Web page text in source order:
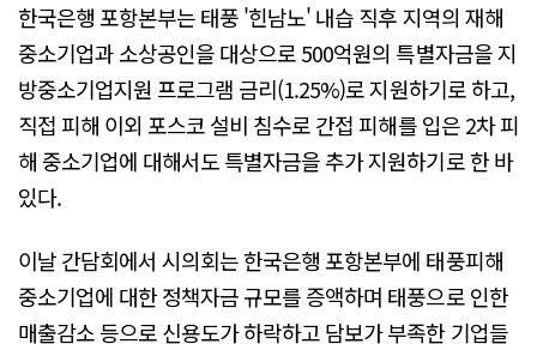
한국은행 포항본부는 태풍 '힌남노' 내습 직후 지역의 재해
중소기업과 소상공인을 대상으로 500억원의 특별자금을 지
방중소기업지원 프로그램 금리(1.25%)로 지원하기로 하고,
직접 피해 이외 포스코 설비 침수로 간접 피해를 입은 2차 피
해 중소기업에 대해서도 특별자금을 추가 지원하기로 한 바
있다.
이날 간담회에서 시의회는 한국은행 포항본부에 태풍피해
중소기업에 대한 정책자금 규모를 증액하며 태풍으로 인한
매출감소 등으로 신용도가 하락하고 담보가 부족한 기업들